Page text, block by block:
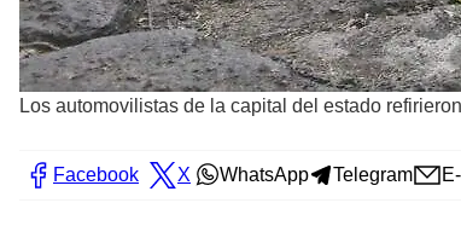
Los automovilistas de la capital del estado
Facebook X WhatsApp Telegram